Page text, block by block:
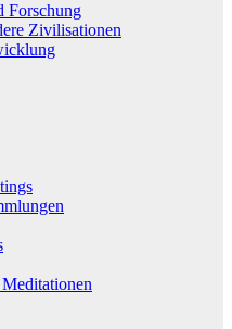
Forschung
Zivilisationen